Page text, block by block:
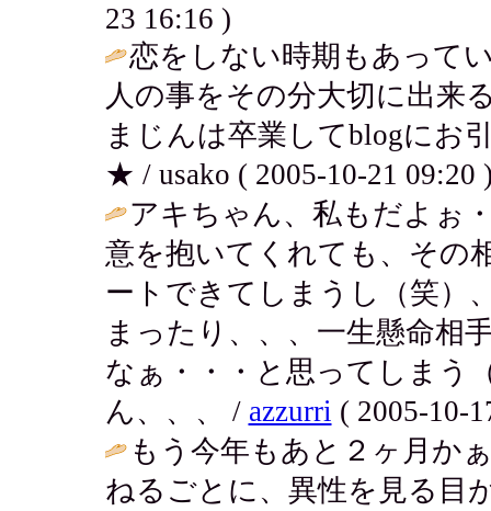
23 16:16 )
恋をしない時期もあって
人の事をその分大切に出来
まじんは卒業してblogにお
★ / usako ( 2005-10-21 09:20
アキちゃん、私もだよぉ
意を抱いてくれても、その
ートできてしまうし（笑）
まったり、、、一生懸命相
なぁ・・・と思ってしまう
ん、、、 / azzurri ( 2005-10-
もう今年もあと２ヶ月か
ねるごとに、異性を見る目